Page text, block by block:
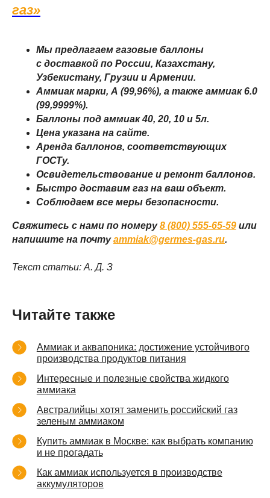
газ»
Мы предлагаем газовые баллоны
с доставкой по России, Казахстану,
Узбекистану, Грузии и Армении.
Аммиак марки, А (99,96%), а также аммиак 6.0
(99,9999%).
Баллоны под аммиак 40, 20, 10 и 5л.
Цена указана на сайте.
Аренда баллонов, соответствующих
ГОСТу.
Освидетельствование и ремонт баллонов.
Быстро доставим газ на ваш объект.
Соблюдаем все меры безопасности.
Свяжитесь с нами по номеру8 (800) 555-65-59 или
напишите на почтуammiak@germes-gas.ru.
Текст статьи: А. Д. З
Читайте также
Аммиак и аквапоника: достижение устойчивого
производства продуктов питания
Интересные и полезные свойства жидкого
аммиака
Австралийцы хотят заменить российский газ
зеленым аммиаком
Купить аммиак в Москве: как выбрать компанию
и не прогадать
Как аммиак используется в производстве
аккумуляторов
ПОКУПАТЕЛЯМ
Об аммиаке
Стоимость доставки
Лизинг баллонов
Контакты
Согласие на обработку персональных данных
Порядок проведения оплат и возвратов
Политика конфиденциальности
Договор оферты